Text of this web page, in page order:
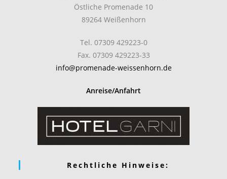
Östliche Promenade 10
89264 Weißenhorn
Tel. 07309 429223-0
Fax. 07309 429223-33
info@promenade-weissenhorn.de
Anreise/Anfahrt
Rechtliche Hinweise: